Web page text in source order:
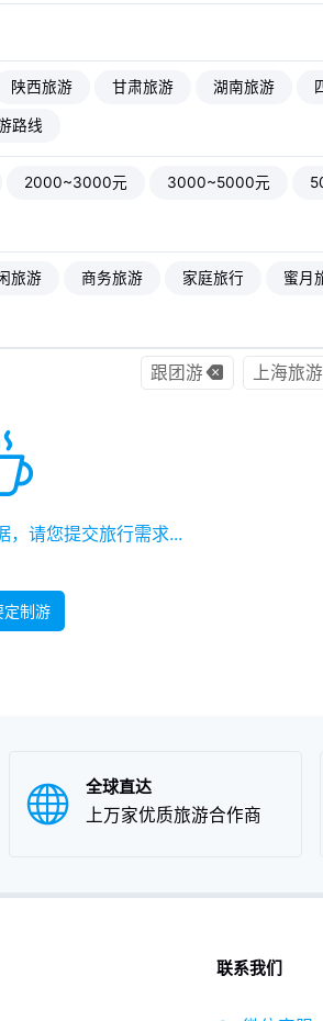
陕西旅游 甘肃旅游 湖南旅游
路线
2000~3000元 3000~5000元
旅游 商务旅游 家庭旅行 蜜月
跟团游 上海旅游
，请您提交旅行需求...
定制游
全球直达
上万家优质旅游合作商
联系我们